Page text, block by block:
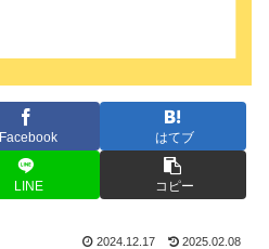
Facebook はてブ
LINE コピー
2024.12.17 2025.02.08